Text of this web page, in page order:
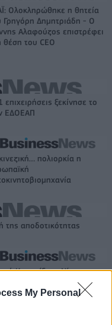
My Personal
Ολοκληρώθηκε η θητεία
Γρηγόρη Δημητριάδη - Ο
Αλαφούζος επιστρέφει
θέση του CEO
ξεκίνησε το
ΕΔΟΕΑΠ
πολιορκία η
αποδοτικότητας
Κορασίδων: Νίκησε με
65 τη Δανία και παίζει
με τη Νορβηγία